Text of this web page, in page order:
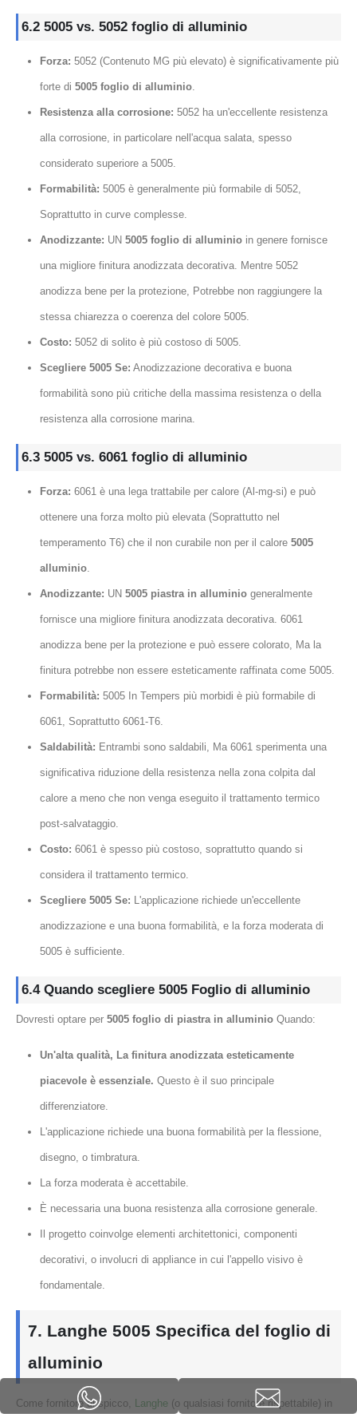
6.2 5005 vs. 5052 foglio di alluminio
Forza: 5052 (Contenuto MG più elevato) è significativamente più
forte di 5005 foglio di alluminio.
Resistenza alla corrosione: 5052 ha un'eccellente resistenza
alla corrosione, in particolare nell'acqua salata, spesso
considerato superiore a 5005.
Formabilità: 5005 è generalmente più formabile di 5052,
Soprattutto in curve complesse.
Anodizzante: UN 5005 foglio di alluminioin genere fornisce
una migliore finitura anodizzata decorativa. Mentre 5052
anodizza bene per la protezione, Potrebbe non raggiungere la
stessa chiarezza o coerenza del colore 5005.
Costo: 5052 di solito è più costoso di 5005.
Scegliere 5005 Se: Anodizzazione decorativa e buona
formabilità sono più critiche della massima resistenza o della
resistenza alla corrosione marina.
6.3 5005 vs. 6061 foglio di alluminio
Forza: 6061 è una lega trattabile per calore (Al-mg-si) e può
ottenere una forza molto più elevata (Soprattutto nel
temperamento T6) che il non curabile non per il calore 5005
alluminio.
Anodizzante: UN 5005 piastra in alluminiogeneralmente
fornisce una migliore finitura anodizzata decorativa. 6061
anodizza bene per la protezione e può essere colorato, Ma la
finitura potrebbe non essere esteticamente raffinata come 5005.
Formabilità: 5005 In Tempers più morbidi è più formabile di
6061, Soprattutto 6061-T6.
Saldabilità: Entrambi sono saldabili, Ma 6061 sperimenta una
significativa riduzione della resistenza nella zona colpita dal
calore a meno che non venga eseguito il trattamento termico
post-salvataggio.
Costo: 6061 è spesso più costoso, soprattutto quando si
considera il trattamento termico.
Scegliere 5005 Se: L'applicazione richiede un'eccellente
anodizzazione e una buona formabilità, e la forza moderata di
5005 è sufficiente.
6.4 Quando scegliere 5005 Foglio di alluminio
Dovresti optare per 5005 foglio di piastra in alluminio Quando:
Un'alta qualità, La finitura anodizzata esteticamente
piacevole è essenziale. Questo è il suo principale
differenziatore.
L'applicazione richiede una buona formabilità per la flessione,
disegno, o timbratura.
La forza moderata è accettabile.
È necessaria una buona resistenza alla corrosione generale.
Il progetto coinvolge elementi architettonici, componenti
decorativi, o involucri di appliance in cui l'appello visivo è
fondamentale.
7. Langhe 5005 Specifica del foglio di
alluminio
Come fornitore di spicco, Langhe (o qualsiasi fornitore rispettabile) in